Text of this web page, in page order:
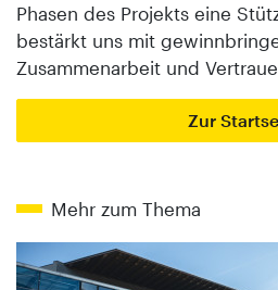
Phasen des Projekts eine
bestärkt uns mit
Zusammenarbeit und
Zur
Mehr zum Thema